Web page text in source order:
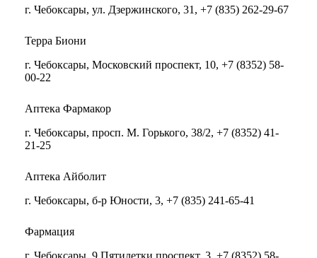
г. Чебоксары, ул. Дзержинского, 31, +7 (835) 262-29-67
Терра Биони
г. Чебоксары, Московский проспект, 10, +7 (8352) 58-
00-22
Аптека Фармакор
г. Чебоксары, просп. М. Горького, 38/2, +7 (8352) 41-
21-25
Аптека Айболит
г. Чебоксары, б-р Юности, 3, +7 (835) 241-65-41
Фармация